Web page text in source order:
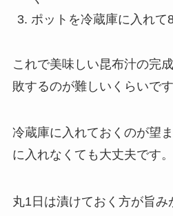
ポットを冷蔵庫に入れて
これで美味しい昆布汁の完成
敗するのが難しいくらいです
冷蔵庫に入れておくのが望
に入れなくても大丈夫です。
丸1日は漬けておく方が旨み